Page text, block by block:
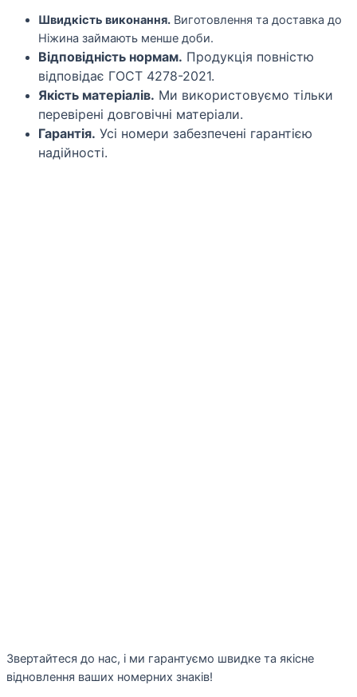
Швидкість виконання. Виготовлення та доставка до
Ніжина займають менше доби.
Відповідність нормам. Продукція повністю
відповідає ГОСТ 4278-2021.
Якість матеріалів. Ми використовуємо тільки
перевірені довговічні матеріали.
Гарантія. Усі номери забезпечені гарантією
надійності.
Звертайтеся до нас, і ми гарантуємо швидке та якісне
відновлення ваших номерних знаків!